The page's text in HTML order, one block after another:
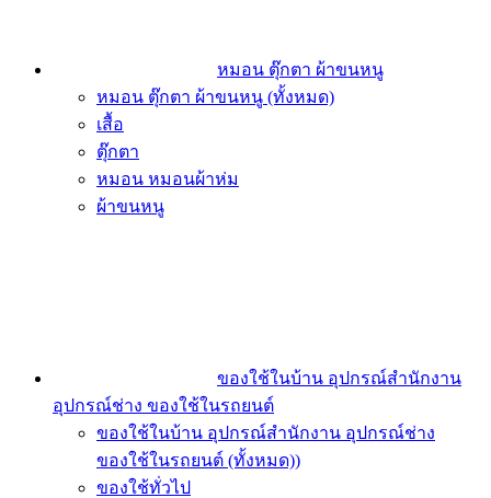
หมอน ตุ๊กตา ผ้าขนหนู
หมอน ตุ๊กตา ผ้าขนหนู (ทั้งหมด)
เสื้อ
ตุ๊กตา
หมอน หมอนผ้าห่ม
ผ้าขนหนู
ของใช้ในบ้าน อุปกรณ์สำนักงาน
อุปกรณ์ช่าง ของใช้ในรถยนต์
ของใช้ในบ้าน อุปกรณ์สำนักงาน อุปกรณ์ช่าง
ของใช้ในรถยนต์ (ทั้งหมด))
ของใช้ทั่วไป